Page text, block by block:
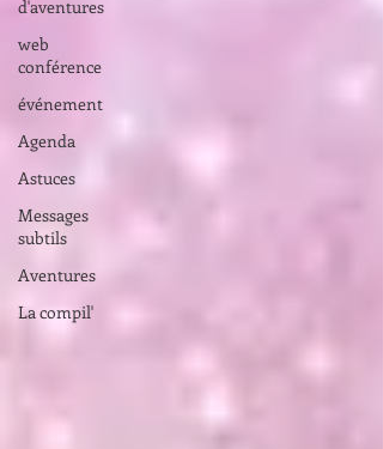
d'aventures
web
conférence
événement
Agenda
Astuces
Messages
subtils
Aventures
La compil'